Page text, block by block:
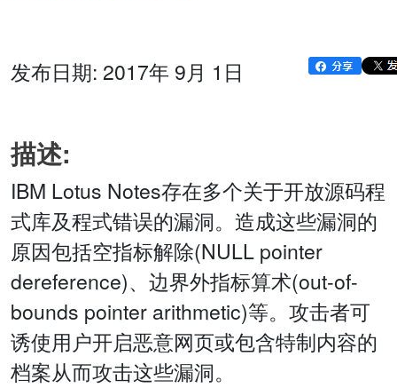
发布日期: 2017年 9月 1日
描述:
IBM Lotus Notes存在多个关于开放源码程
式库及程式错误的漏洞。造成这些漏洞的
原因包括空指标解除(NULL pointer
dereference)、边界外指标算术(out-of-
bounds pointer arithmetic)等。攻击者可
诱使用户开启恶意网页或包含特制内容的
档案从而攻击这些漏洞。